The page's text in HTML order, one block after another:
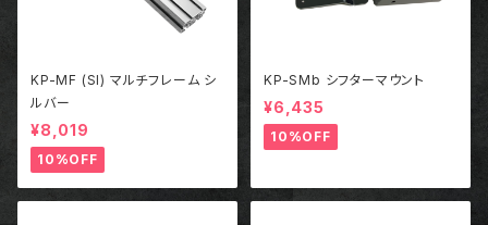
KP-MF (SI) マルチフレーム シ
ルバー
¥8,019
10%OFF
KP-SMb シフターマウント
¥6,435
10%OFF